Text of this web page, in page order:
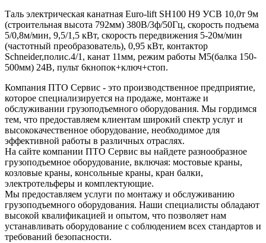
Таль электрическая канатная Euro-lift SH100 H9 УСВ 10,0т 9м
(строительная высота 792мм) 380В/3ф/50Гц, скорость подъема
5/0,8м/мин, 9,5/1,5 кВт, скорость передвижения 5-20м/мин
(частотный преобразователь), 0,95 кВт, контактор
Schneider,полис.4/1, канат 11мм, режим работы M5(балка 150-
500мм) 24В, пульт 6кнопок+ключ+стоп.
Компания ПТО Сервис - это производственное предприятие,
которое специализируется на продаже, монтаже и
обслуживании грузоподъемного оборудования. Мы гордимся
тем, что предоставляем клиентам широкий спектр услуг и
высококачественное оборудование, необходимое для
эффективной работы в различных отраслях.
На сайте компании ПТО Сервис вы найдете разнообразное
грузоподъемное оборудование, включая: мостовые краны,
козловые краны, консольные краны, кран балки,
электротельферы и комплектующие.
Мы предоставляем услуги по монтажу и обслуживанию
грузоподъемного оборудования. Наши специалисты обладают
высокой квалификацией и опытом, что позволяет нам
устанавливать оборудование с соблюдением всех стандартов и
требований безопасности.